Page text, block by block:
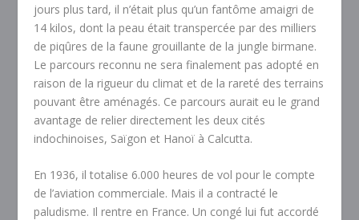
jours plus tard, il n’était plus qu’un fantôme amaigri de
14 kilos, dont la peau était transpercée par des milliers
de piqûres de la faune grouillante de la jungle birmane.
Le parcours reconnu ne sera finalement pas adopté en
raison de la rigueur du climat et de la rareté des terrains
pouvant être aménagés. Ce parcours aurait eu le grand
avantage de relier directement les deux cités
indochinoises, Saïgon et Hanoï à Calcutta.
En 1936, il totalise 6.000 heures de vol pour le compte
de l’aviation commerciale. Mais il a contracté le
paludisme. Il rentre en France. Un congé lui fut accordé